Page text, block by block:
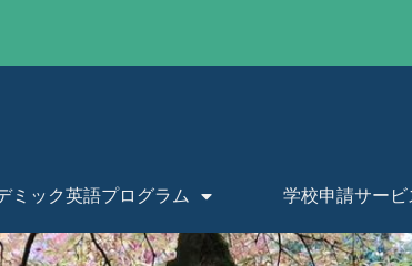
ミック英語プログラム 学校申請サービ